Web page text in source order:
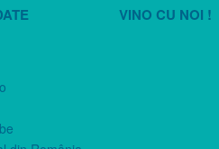
VINO CU NOI !